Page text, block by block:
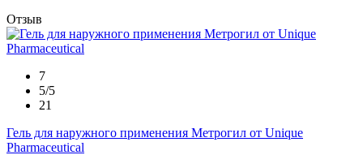
Отзыв
7
5/5
21
Гель для наружного применения Метрогил от Unique
Pharmaceutical